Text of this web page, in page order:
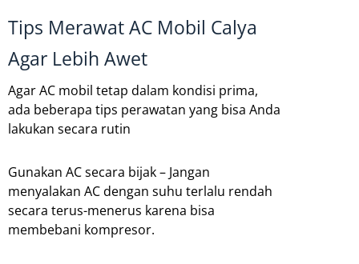
Tips Merawat AC Mobil Calya
Agar Lebih Awet
Agar AC mobil tetap dalam kondisi prima,
ada beberapa tips perawatan yang bisa Anda
lakukan secara rutin
Gunakan AC secara bijak – Jangan
menyalakan AC dengan suhu terlalu rendah
secara terus-menerus karena bisa
membebani kompresor.